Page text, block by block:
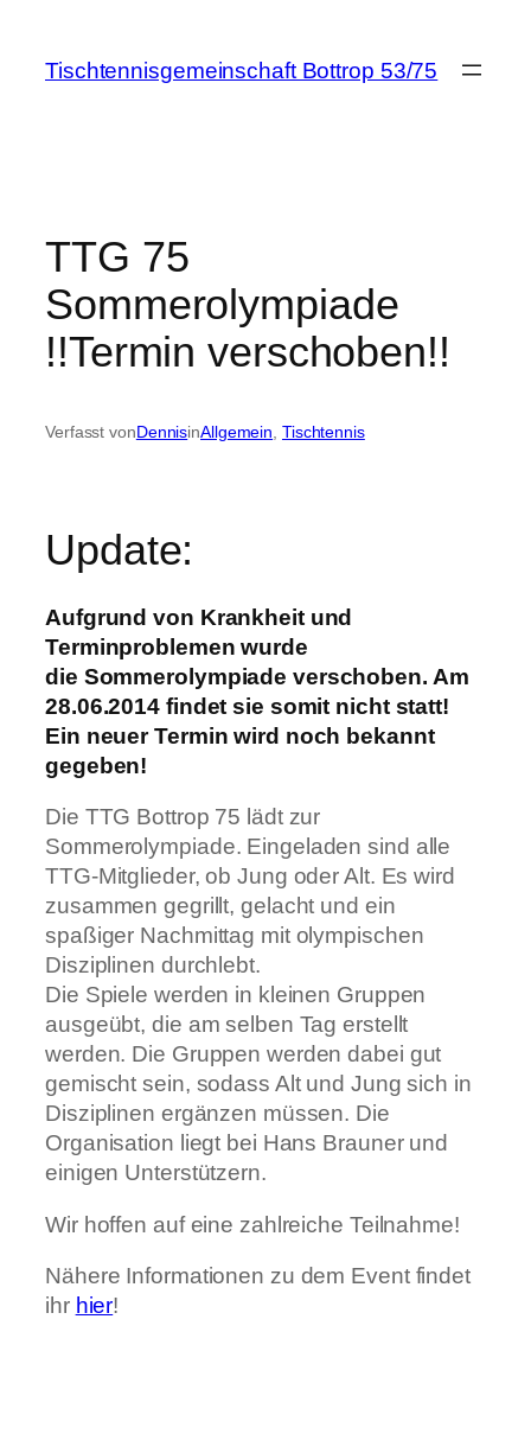
springen
Tischtennisgemeinschaft Bottrop 53/75
TTG 75
Sommerolympiade
!!Termin verschoben!!
Verfasst vonDennisinAllgemein Tischtennis
Update:
Aufgrund von Krankheit und
Terminproblemen wurde
die Sommerolympiade verschoben. Am
28.06.2014 findet sie somit nicht statt!
Ein neuer Termin wird noch bekannt
gegeben!
Die TTG Bottrop 75 lädt zur
Sommerolympiade. Eingeladen sind alle
TTG-Mitglieder, ob Jung oder Alt. Es wird
zusammen gegrillt, gelacht und ein
spaßiger Nachmittag mit olympischen
Disziplinen durchlebt.
Die Spiele werden in kleinen Gruppen
ausgeübt, die am selben Tag erstellt
werden. Die Gruppen werden dabei gut
gemischt sein, sodass Alt und Jung sich in
Disziplinen ergänzen müssen. Die
Organisation liegt bei Hans Brauner und
einigen Unterstützern.
Wir hoffen auf eine zahlreiche Teilnahme!
Nähere Informationen zu dem Event findet
ihr hier!